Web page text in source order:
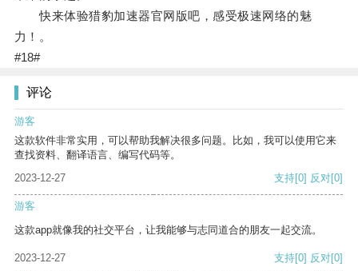
快来体验猎豹加速器官网版吧，感受极速网络的魅
力！。
#18#
评论
游客
这款软件非常实用，可以帮助我解决很多问题。比如，我可以使用它来
查找资料、翻译语言、编写代码等。
2023-12-27
支持[0] 反对[0]
游客
这款app就像我的社交平台，让我能够与志同道合的朋友一起交流。
2023-12-27 支持[0] 反对[0]